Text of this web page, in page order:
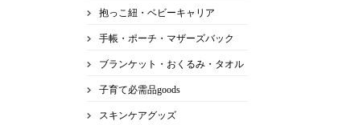
抱っこ紐・ベビーキャリア
手帳・ポーチ・マザーズバック
ブランケット・おくるみ・タオル
子育て必需品goods
スキンケアグッズ